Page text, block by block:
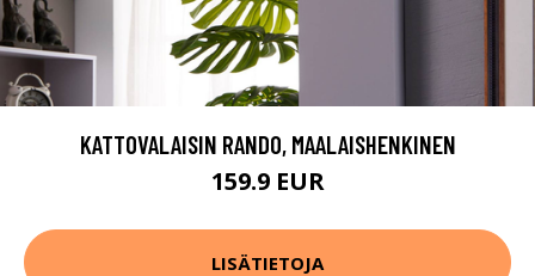
KATTOVALAISIN RANDO, MAALAISHENKINEN
159.9 EUR
LISÄTIETOJA